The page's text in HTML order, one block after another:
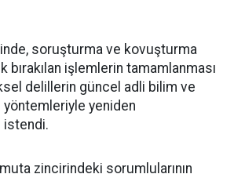
soruşturma ve kovuşturma
işlemlerin tamamlanması
delillerin güncel adli bilim ve
yeniden
istendi.
zincirindeki sorumlularının